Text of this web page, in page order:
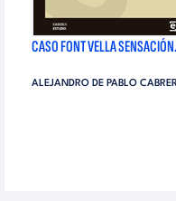
CASO FONT VELLA
ALEJANDRO DE PABLO